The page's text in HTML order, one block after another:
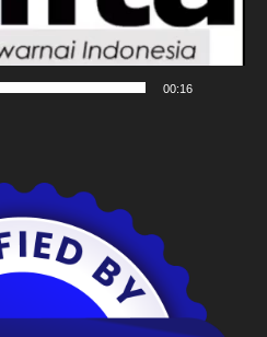
00:16